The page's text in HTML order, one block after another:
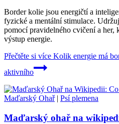
Border kolie jsou energičtí a
fyzické a mentální stimulace.
pomocí pravidelného cvičení a her,
výstup energie.
Přečtěte si více Kolik energie má
aktivního
Maďarský Ohař| Psí plemena
Maďarský ohař na